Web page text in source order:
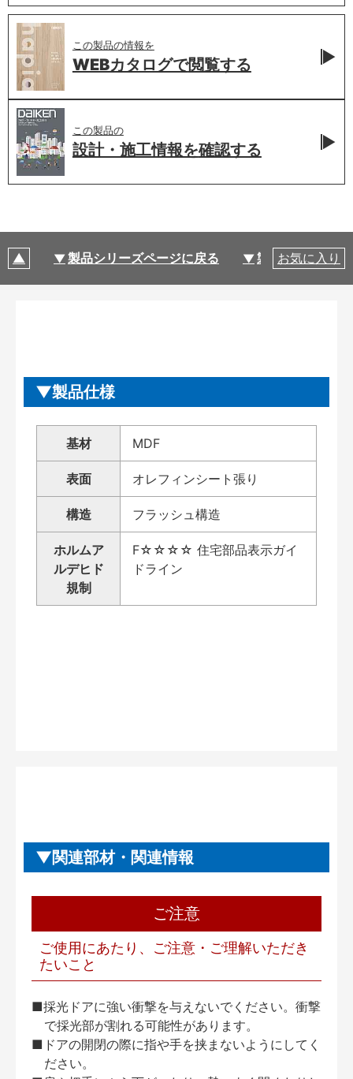
この製品の情報を
WEBカタログで閲覧する
この製品の
設計・施工情報を確認する
製品シリーズページに戻る 製品仕様
お気に入り
製品仕様
基材 MDF
表面 オレフィンシート張り
構造 フラッシュ構造
ホルムア
ルデヒド
規制
F☆☆☆☆ 住宅部品表示ガイ
ドライン
関連部材・関連情報
ご注意
ご使用にあたり、ご注意・ご理解いただき
たいこと
■採光ドアに強い衝撃を与えないでください。衝撃
で採光部が割れる可能性があります。
■ドアの開閉の際に指や手を挟まないようにしてく
ださい。